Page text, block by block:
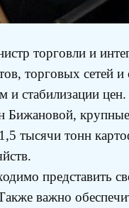
торговли и
торговых сетей
и стабилизации цен.
1,5 тысячи тонн
представить
важно